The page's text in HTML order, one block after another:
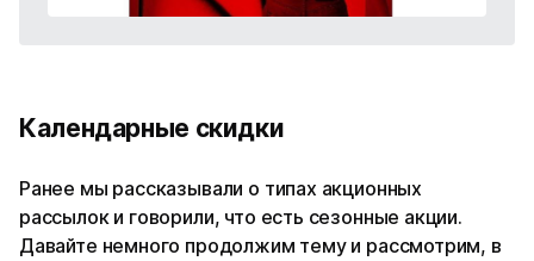
Календарные скидки
Ранее мы рассказывали о типах акционных
рассылок и говорили, что есть сезонные акции.
Давайте немного продолжим тему и рассмотрим, в